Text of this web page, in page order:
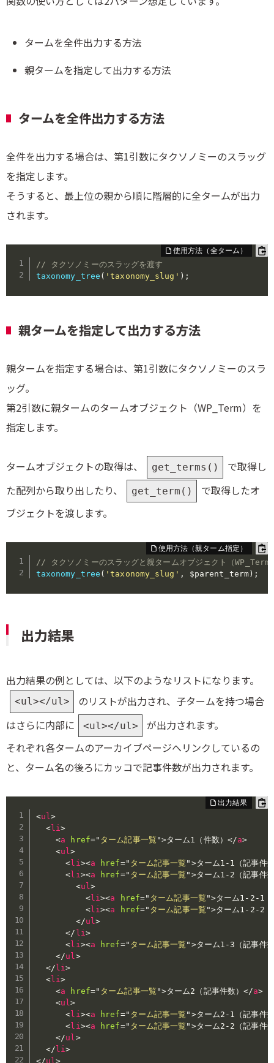
タームを全件出力する方法
親タームを指定して出力する方法
タームを全件出力する方法
全件を出力する場合は、第1引数にタクソノミーのスラッグ
を指定します。
そうすると、最上位の親から順に階層的に全タームが出力
されます。
// タクソノミーのスラッグを渡す
taxonomy_tree ( 'taxonomy_slug' ) ;
親タームを指定して出力する方法
親タームを指定する場合は、第1引数にタクソノミーのスラ
ッグ。
第2引数に親タームのタームオブジェクト（WP_Term）を
指定します。
タームオブジェクトの取得は、 get_terms()
で取得し
た配列から取り出したり、
get_term()
で取得したオ
ブジェクトを渡します。
// タクソノミーのスラッグと親タームオブジェクト（WP_Term
taxonomy_tree ( 'taxonomy_slug' , $parent_term ) ;
出力結果
出力結果の例としては、以下のようなリストになります。
<ul></ul>
のリストが出力され、子タームを持つ場合
はさらに内部に
<ul></ul>
が出力されます。
それぞれ各タームのアーカイブページへリンクしているの
と、ターム名の後ろにカッコで記事件数が出力されます。
<ul>
< li>
<a href=" ターム記事一覧 ">ターム1（件数） </a>
<ul>
< li ><a href=" ターム記事一覧 " >ターム1-1（記事件
< li ><a href=" ターム記事一覧 " >ターム1-2（記事件
<ul >
<li><a href=" ターム記事一覧 ">ターム1-2-1（
<li><a href=" ターム記事一覧 ">ターム1-2-2（
</ul >
</ li >
< li ><a href=" ターム記事一覧 " >ターム1-3（記事件
</ul >
</ li>
< li>
<a href=" ターム記事一覧 ">ターム2（記事件数）</a>
<ul>
< li ><a href=" ターム記事一覧 " >ターム2-1（記事件
< li ><a href=" ターム記事一覧 " >ターム2-2（記事件
</ul >
</ li>
</ul>